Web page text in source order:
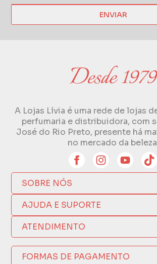
ENVIAR
A Lojas Lívia é uma rede de lojas
perfumaria e distribuidora, com
José do Rio Preto, presente há
no mercado da
SOBRE NÓS
Quem Somos
Compra Segura
Como Comprar
Nossas Lojas
Política de Privacidade
AJUDA E SUPORTE
Nosso Aplicativo
Trocas e Devoluções
Formas de Pagamento
Fretes e Entregas
ATENDIMENTO
(17) 3209-9595
FORMAS DE PAGAMENTO